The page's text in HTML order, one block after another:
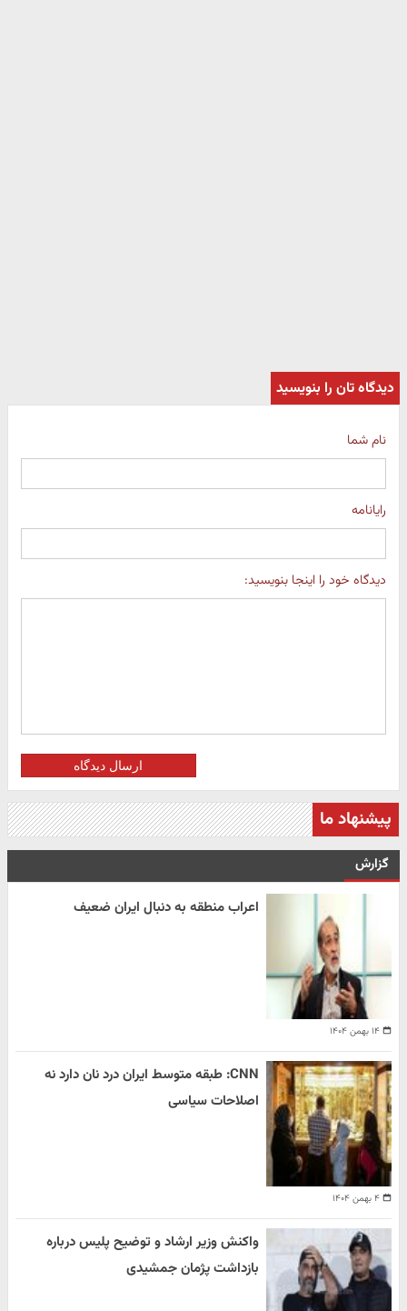
دیدگاه تان را بنویسید
نام شما
رایانامه
دیدگاه خود را اینجا بنویسید:
ارسال دیدگاه
پیشنهاد ما
گزارش
۱۴ بهمن ۱۴۰۴
اعراب منطقه به دنبال ایران ضعیف
۴ بهمن ۱۴۰۴
CNN: طبقه متوسط ایران درد نان دارد نه
اصلاحات سیاسی
واکنش وزیر ارشاد و توضیح پلیس درباره
بازداشت پژمان جمشیدی